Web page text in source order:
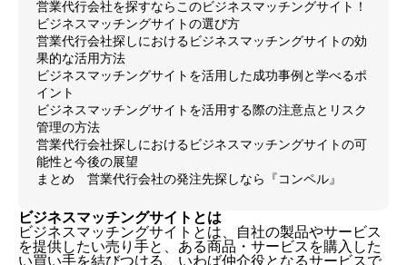
営業代行会社を探すならこのビジネスマッチングサイト！
ビジネスマッチングサイトの選び方
営業代行会社探しにおけるビジネスマッチングサイトの効
果的な活用方法
ビジネスマッチングサイトを活用した成功事例と学べるポ
イント
ビジネスマッチングサイトを活用する際の注意点とリスク
管理の方法
営業代行会社探しにおけるビジネスマッチングサイトの可
能性と今後の展望
まとめ 営業代行会社の発注先探しなら『コンペル』
ビジネスマッチングサイトとは
ビジネスマッチングサイトとは、自社の製品やサービス
を提供したい売り手と、ある商品・サービスを購入した
い買い手を結びつける、いわば仲介役となるサービスで